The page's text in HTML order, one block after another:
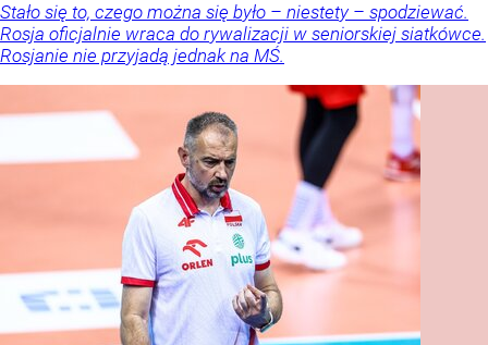
Stało się to, czego można się było – niestety – spodziewać.
Rosja oficjalnie wraca do rywalizacji w seniorskiej siatkówce.
Rosjanie nie przyjadą jednak na MŚ.